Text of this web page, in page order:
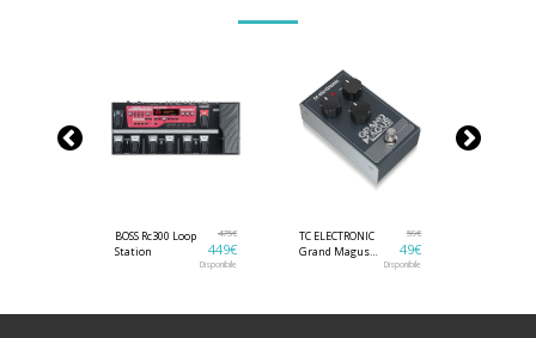
BOSS Rc300 Loop
Station
475€
449€
Disponibile
TC ELECTRONIC
Grand Magus
59€
49€
Disponibile